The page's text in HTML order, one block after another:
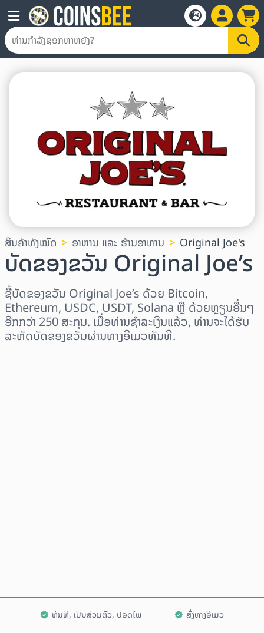
ສິນຄ້າທັງໝົດ ອາຫານ ແລະ ຮ້ານອາຫານ Original Joe's
ບັດຂອງຂວັນ Original Joe’s
ຊື້ບັດຂອງຂວັນ Original Joe’s ດ້ວຍ Bitcoin,
Ethereum, USDC, USDT, Solana ຫຼື ດ້ວຍຫຼຽນອື່ນໆ
ອີກກວ່າ 250 ສະກຸນ. ເມື່ອທ່ານຊຳລະເງິນແລ້ວ, ທ່ານຈະໄດ້ຮັບ
ລະຫັດບັດຂອງຂວັນຜ່ານທາງອີເມວທັນທີ.
ທັນທີ, ເປັນສ່ວນຕົວ, ປອດໄພ ສົ່ງທາງອີເມວ